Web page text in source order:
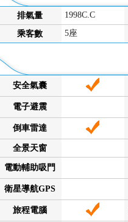
排氣量 1998C.C
乘客數 5座
安全氣囊
電子避震
倒車雷達
全景天窗
電動輔助吸門
衛星導航GPS
旅程電腦